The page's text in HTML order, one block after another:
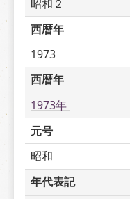
昭和２
西暦年
1973
西暦年
1973年
元号
昭和
年代表記